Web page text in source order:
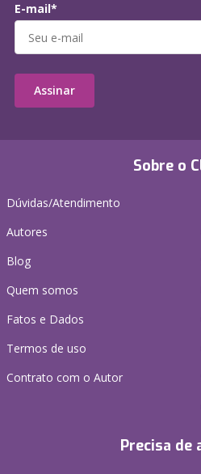
Sobre o
Dúvidas/Atendimento
Autores
Blog
Quem somos
Fatos e Dados
Termos de uso
Contrato com o Autor
Precisa de
E-mail*
Assinar